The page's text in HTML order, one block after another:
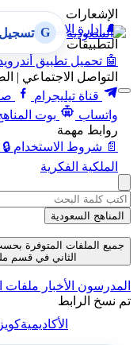
الإشعارات
🔔 إدارة الإشعارات
التطبيقات
🤖 تحميل تطبيق أندرويد
التواصل الاجتماعي |
قناة تيليجرام
واتساب
بوت
روابط مهمة
📄 شروط الاستخدام 🔒
الملكية الفكرية
G
المناهج السعودية
جميع الملفات المتوفرة
الثاني في قسم
المدرسون الأخبار ملفات
تم نسخ الرابط
الأكاديمية